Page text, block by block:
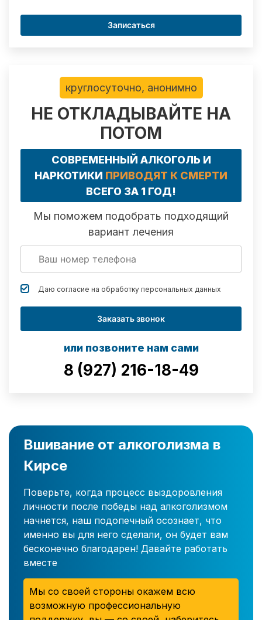
Записаться
круглосуточно, анонимно
НЕ ОТКЛАДЫВАЙТЕ НА
ПОТОМ
СОВРЕМЕННЫЙ АЛКОГОЛЬ И
НАРКОТИКИ ПРИВОДЯТ К СМЕРТИ
ВСЕГО ЗА 1 ГОД!
Мы поможем подобрать подходящий
вариант лечения
Даю согласие на обработку персональных данных
Заказать звонок
или позвоните нам сами
8 (927) 216-18-49
Вшивание от алкоголизма в
Кирсе
Поверьте, когда процесс выздоровления
личности после победы над алкоголизмом
начнется, наш подопечный осознает, что
именно вы для него сделали, он будет вам
бесконечно благодарен! Давайте работать
вместе
Мы со своей стороны окажем всю
возможную профессиональную